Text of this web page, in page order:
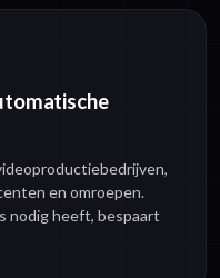
en omroepen.
nodig heeft, bespaart